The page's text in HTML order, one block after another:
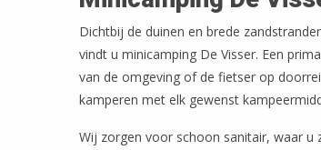
Dichtbij de duinen en brede
vindt u minicamping De Visser. Een
van de omgeving of de fietser op
kamperen met elk gewenst
Wij zorgen voor schoon sanitair, waar